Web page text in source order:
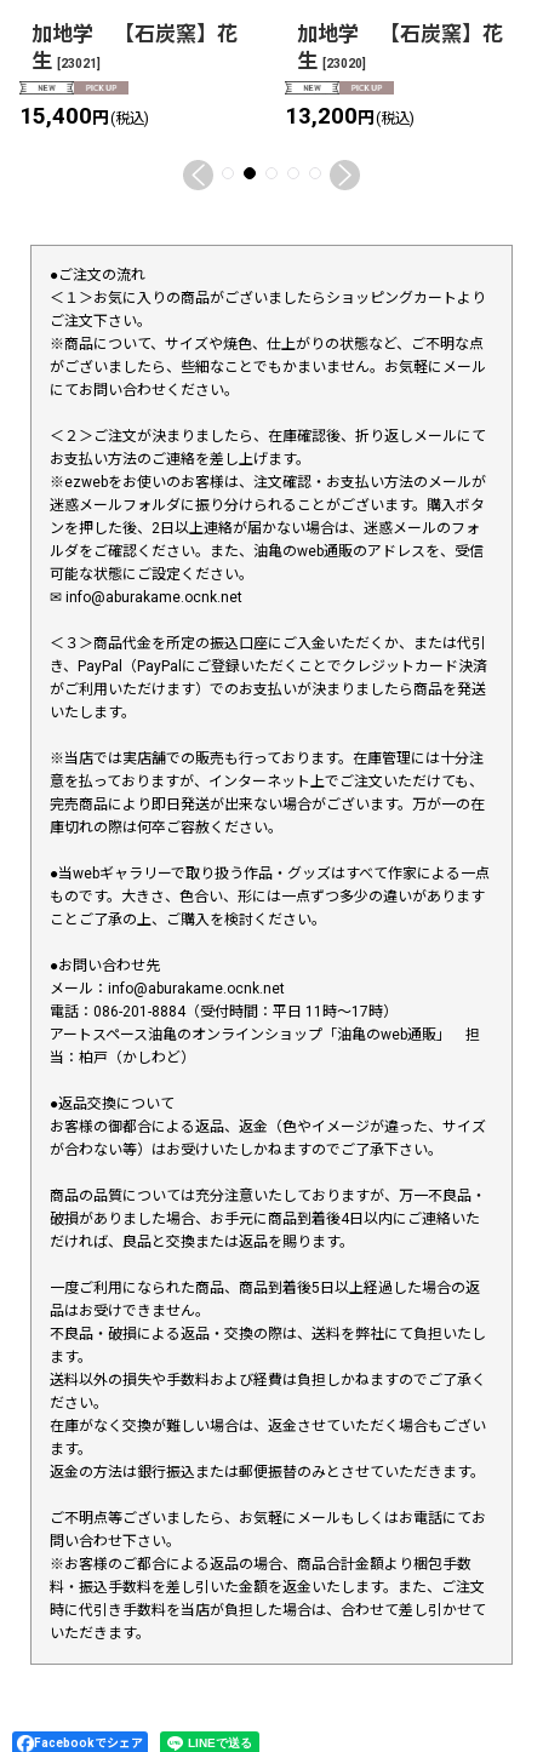
加地学 【石炭窯】花
生 [23021]
15,400円 (税込)
加地学 【石炭窯】花
生 [23020]
13,200円 (税込)
●ご注文の流れ
＜１＞お気に入りの商品がございましたらショッピングカートより
ご注文下さい。
※商品について、サイズや焼色、仕上がりの状態など、ご不明な点
がございましたら、些細なことでもかまいません。お気軽にメール
にてお問い合わせください。
＜２＞ご注文が決まりましたら、在庫確認後、折り返しメールにて
お支払い方法のご連絡を差し上げます。
※ezwebをお使いのお客様は、注文確認・お支払い方法のメールが
迷惑メールフォルダに振り分けられることがございます。購入ボタ
ンを押した後、2日以上連絡が届かない場合は、迷惑メールのフォ
ルダをご確認ください。また、油亀のweb通販のアドレスを、受信
可能な状態にご設定ください。
✉︎ info@aburakame.ocnk.net
＜３＞商品代金を所定の振込口座にご入金いただくか、または代引
き、PayPal（PayPalにご登録いただくことでクレジットカード決済
がご利用いただけます）でのお支払いが決まりましたら商品を発送
いたします。
※当店では実店舗での販売も行っております。在庫管理には十分注
意を払っておりますが、インターネット上でご注文いただけても、
完売商品により即日発送が出来ない場合がございます。万が一の在
庫切れの際は何卒ご容赦ください。
●当webギャラリーで取り扱う作品・グッズはすべて作家による一点
ものです。大きさ、色合い、形には一点ずつ多少の違いがあります
ことご了承の上、ご購入を検討ください。
●お問い合わせ先
メール：info@aburakame.ocnk.net
電話：086-201-8884（受付時間：平日 11時〜17時）
アートスペース油亀のオンラインショップ「油亀のweb通販」 担
当：柏戸（かしわど）
●返品交換について
お客様の御都合による返品、返金（色やイメージが違った、サイズ
が合わない等）はお受けいたしかねますのでご了承下さい。
商品の品質については充分注意いたしておりますが、万一不良品・
破損がありました場合、お手元に商品到着後4日以内にご連絡いた
だければ、良品と交換または返品を賜ります。
一度ご利用になられた商品、商品到着後5日以上経過した場合の返
品はお受けできません。
不良品・破損による返品・交換の際は、送料を弊社にて負担いたし
ます。
送料以外の損失や手数料および経費は負担しかねますのでご了承く
ださい。
在庫がなく交換が難しい場合は、返金させていただく場合もござい
ます。
返金の方法は銀行振込または郵便振替のみとさせていただきます。
ご不明点等ございましたら、お気軽にメールもしくはお電話にてお
問い合わせ下さい。
※お客様のご都合による返品の場合、商品合計金額より梱包手数
料・振込手数料を差し引いた金額を返金いたします。また、ご注文
時に代引き手数料を当店が負担した場合は、合わせて差し引かせて
いただきます。
Facebookでシェア